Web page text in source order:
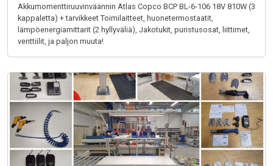
Akkumomenttiruuvinväännin Atlas Copco BCP BL-6-106 18V 810W (3
kappaletta) + tarvikkeet Toimilaitteet, huonetermostaatit,
lämpöenergiamittarit (2 hyllyväliä), Jakotukit, puristusosat, liittimet,
venttiilit, ja paljon muuta!